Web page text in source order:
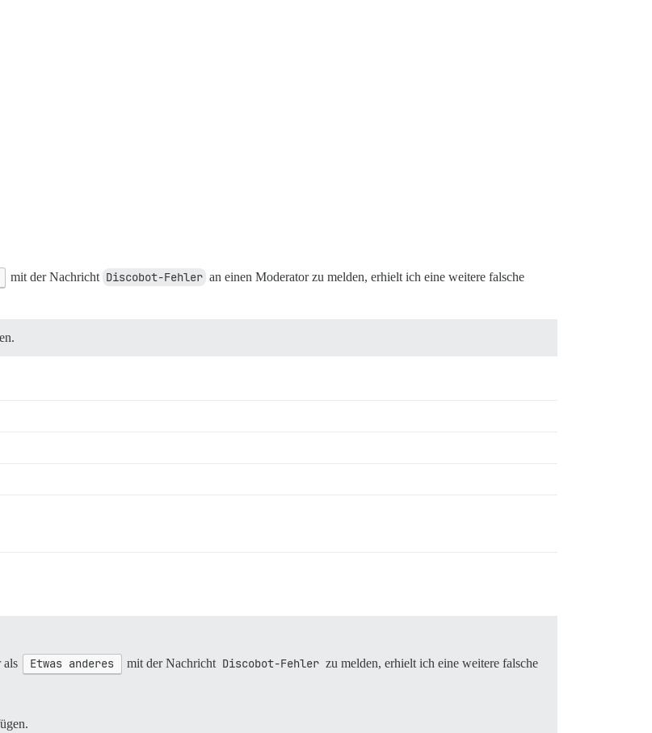
mit der Nachricht Discobot-Fehler an einen Moderator zu melden, erhielt ich eine weitere falsche
als Etwas anderes mit der Nachricht Discobot-Fehler zu melden, erhielt ich eine weitere falsche